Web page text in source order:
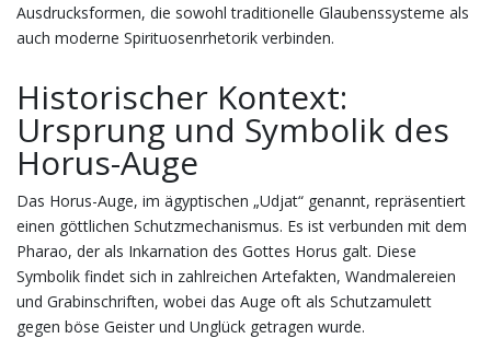
Ausdrucksformen, die sowohl traditionelle Glaubenssysteme als
auch moderne Spirituosenrhetorik verbinden.
Historischer Kontext:
Ursprung und Symbolik des
Horus-Auge
Das Horus-Auge, im ägyptischen „Udjat“ genannt, repräsentiert
einen göttlichen Schutzmechanismus. Es ist verbunden mit dem
Pharao, der als Inkarnation des Gottes Horus galt. Diese
Symbolik findet sich in zahlreichen Artefakten, Wandmalereien
und Grabinschriften, wobei das Auge oft als Schutzamulett
gegen böse Geister und Unglück getragen wurde.